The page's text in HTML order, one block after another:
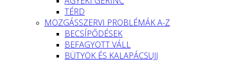
TÉRD
MOZGÁSSZERVI PROBLÉMÁK A-Z
BECSÍPŐDÉSEK
BEFAGYOTT VÁLL
BÜTYÖK ÉS KALAPÁCSUJJ